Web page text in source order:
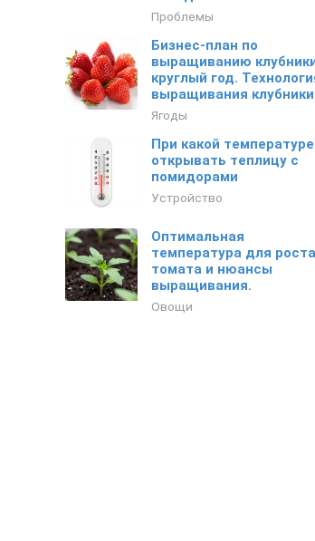
Проблемы
Бизнес-план по
выращиванию
круглый год.
выращивания клубники
Ягоды
При какой температуре
открывать теплицу с
помидорами
Устройство
Оптимальная
температура для роста
томата и нюансы
выращивания.
Овощи